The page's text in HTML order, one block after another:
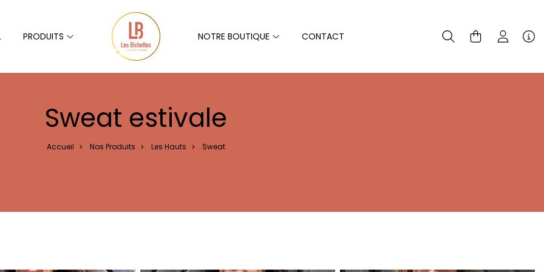
PRODUITS NOTRE BOUTIQUE CONTACT
Sweat estivale
Accueil > Nos Produits > Les Hauts > Sweat